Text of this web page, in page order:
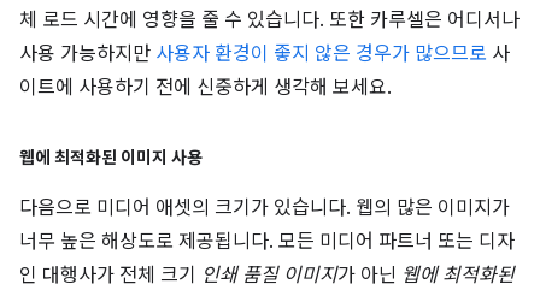
체 로드 시간에 영향을 줄 수 있습니다. 또한 카루셀은 어디서나
사용 가능하지만 사용자 환경이 좋지 않은 경우가 많으므로 사
이트에 사용하기 전에 신중하게 생각해 보세요.
웹에 최적화된 이미지 사용
다음으로 미디어 애셋의 크기가 있습니다. 웹의 많은 이미지가
너무 높은 해상도로 제공됩니다. 모든 미디어 파트너 또는 디자
인 대행사가 전체 크기
인쇄 품질 이미지가 아닌 웹에 최적화된